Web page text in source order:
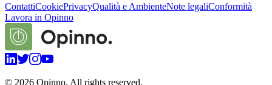
ContattiCookiePrivacyQualità e AmbienteNote legaliConformità
Lavora in Opinno
© 2026 Opinno. All rights reserved.